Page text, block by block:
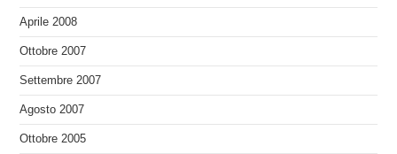
Aprile 2008
Ottobre 2007
Settembre 2007
Agosto 2007
Ottobre 2005